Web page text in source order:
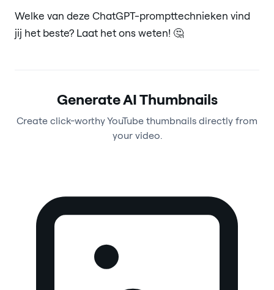
Welke van deze ChatGPT-prompttechnieken vind
jij het beste? Laat het ons weten! 🤔
Generate AI Thumbnails
Create click-worthy YouTube thumbnails directly from
your video.